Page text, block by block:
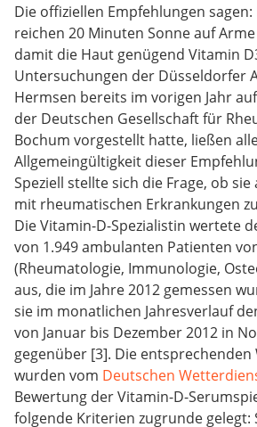
Die offiziellen Empfehlungen
reichen 20 Minuten Sonne auf
damit die Haut genügend Vitamin
Untersuchungen der Düsseldorfer
Hermsen bereits im vorigen Jahr
der Deutschen Gesellschaft für
Bochum vorgestellt hatte, ließen
Allgemeingültigkeit dieser
Speziell stellte sich die Frage, ob
mit rheumatischen Erkrankungen
Die Vitamin-D-Spezialistin wertete
von 1.949 ambulanten Patienten
(Rheumatologie, Immunologie,
aus, die im Jahre 2012 gemessen
sie im monatlichen Jahresverlauf
von Januar bis Dezember 2012 in
gegenüber [3]. Die
wurden vom Deutschen
Bewertung der Vitamin-D-
folgende Kriterien zugrunde gelegt: